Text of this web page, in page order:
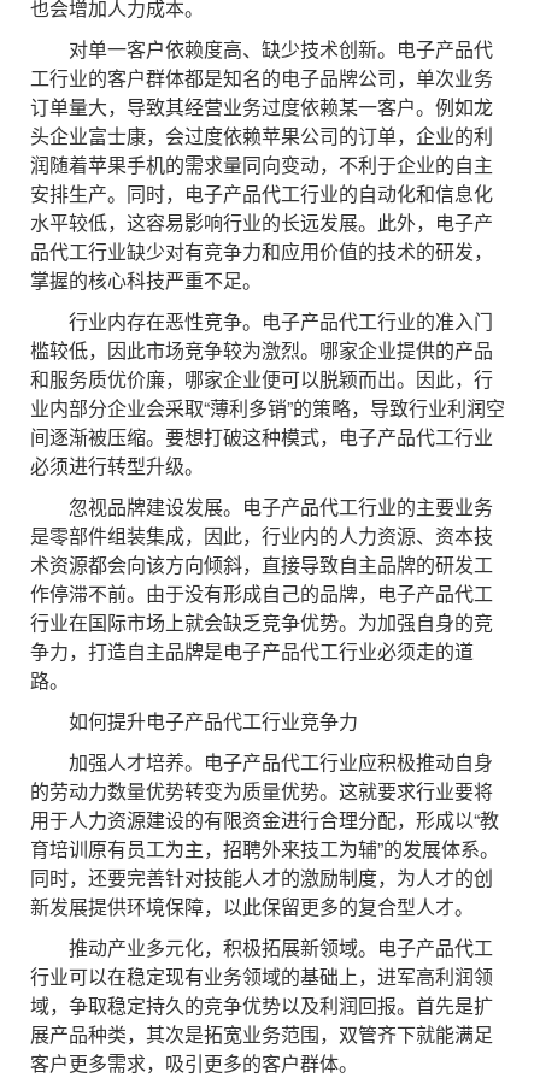
也会增加人力成本。
对单一客户依赖度高、缺少技术创新。电子产品代
工行业的客户群体都是知名的电子品牌公司，单次业务
订单量大，导致其经营业务过度依赖某一客户。例如龙
头企业富士康，会过度依赖苹果公司的订单，企业的利
润随着苹果手机的需求量同向变动，不利于企业的自主
安排生产。同时，电子产品代工行业的自动化和信息化
水平较低，这容易影响行业的长远发展。此外，电子产
品代工行业缺少对有竞争力和应用价值的技术的研发，
掌握的核心科技严重不足。
行业内存在恶性竞争。电子产品代工行业的准入门
槛较低，因此市场竞争较为激烈。哪家企业提供的产品
和服务质优价廉，哪家企业便可以脱颖而出。因此，行
业内部分企业会采取“薄利多销”的策略，导致行业利润空
间逐渐被压缩。要想打破这种模式，电子产品代工行业
必须进行转型升级。
忽视品牌建设发展。电子产品代工行业的主要业务
是零部件组装集成，因此，行业内的人力资源、资本技
术资源都会向该方向倾斜，直接导致自主品牌的研发工
作停滞不前。由于没有形成自己的品牌，电子产品代工
行业在国际市场上就会缺乏竞争优势。为加强自身的竞
争力，打造自主品牌是电子产品代工行业必须走的道
路。
如何提升电子产品代工行业竞争力
加强人才培养。电子产品代工行业应积极推动自身
的劳动力数量优势转变为质量优势。这就要求行业要将
用于人力资源建设的有限资金进行合理分配，形成以“教
育培训原有员工为主，招聘外来技工为辅”的发展体系。
同时，还要完善针对技能人才的激励制度，为人才的创
新发展提供环境保障，以此保留更多的复合型人才。
推动产业多元化，积极拓展新领域。电子产品代工
行业可以在稳定现有业务领域的基础上，进军高利润领
域，争取稳定持久的竞争优势以及利润回报。首先是扩
展产品种类，其次是拓宽业务范围，双管齐下就能满足
客户更多需求，吸引更多的客户群体。